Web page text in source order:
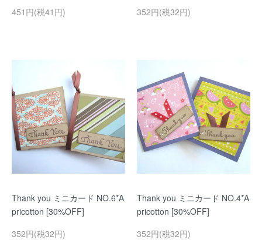
451円(税41円)
352円(税32円)
Thank you ミニカード NO.6*A
pricotton [30%OFF]
352円(税32円)
Thank you ミニカード NO.4*A
pricotton [30%OFF]
352円(税32円)